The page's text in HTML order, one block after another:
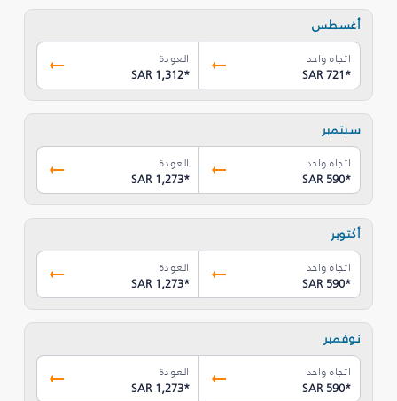
أغسطس
اتجاه واحد
SAR 721*
العودة
SAR 1,312*
سبتمبر
اتجاه واحد
SAR 590*
العودة
SAR 1,273*
أكتوبر
اتجاه واحد
SAR 590*
العودة
SAR 1,273*
نوفمبر
اتجاه واحد
SAR 590*
العودة
SAR 1,273*